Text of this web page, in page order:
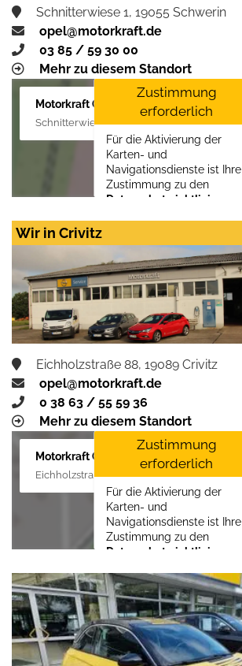
Schnitterwiese 1, 19055 Schwerin
opel@motorkraft.de
03 85 / 59 30 00
Mehr zu diesem Standort
Motorkraft GmbH
Schnitterwiese 1, 19055 Schwerin
Zustimmung
erforderlich
Für die Aktivierung der
Karten- und
Navigationsdienste ist Ihre
Zustimmung zu den
Datenschutzrichtlinien
Zustimmen und
aktivieren
Wir in Crivitz
Eichholzstraße 88, 19089 Crivitz
opel@motorkraft.de
0 38 63 / 55 59 36
Mehr zu diesem Standort
Motorkraft GmbH
Eichholzstraße 88, 19089 Crivitz
Zustimmung
erforderlich
Für die Aktivierung der
Karten- und
Navigationsdienste ist Ihre
Zustimmung zu den
Datenschutzrichtlinien
LLCerforderlich.
Zustimmen und
aktivieren